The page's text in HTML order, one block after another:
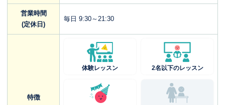
営業時間
(定休日)
毎日 9:30～21:30
特徴
体験レッスン 2名以下のレッスン